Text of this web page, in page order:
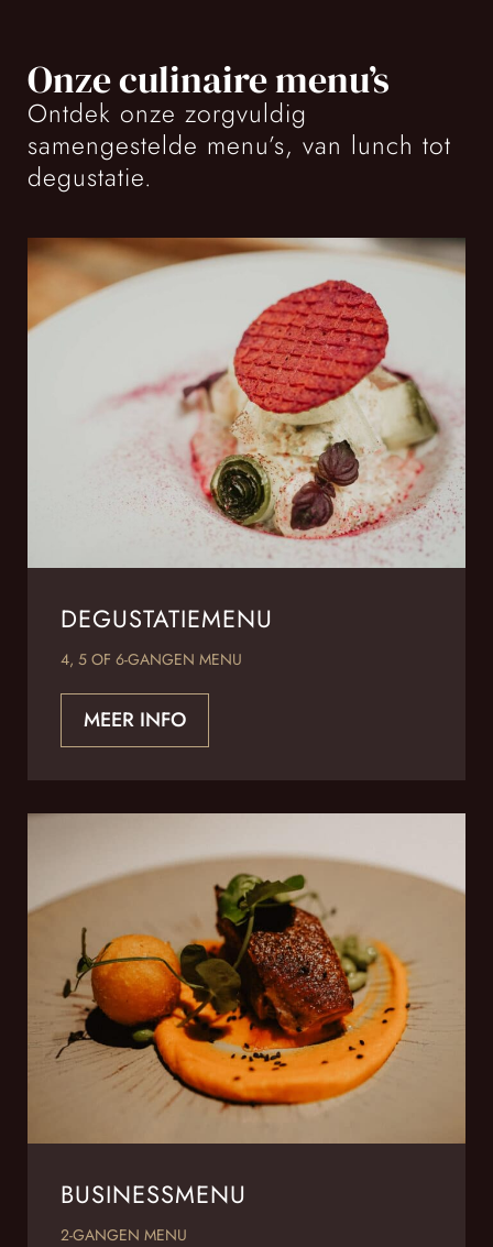
Onze culinaire menu’s
Ontdek onze zorgvuldig
samengestelde menu’s, van lunch tot
degustatie.
DEGUSTATIEMENU
4, 5 OF 6-GANGEN MENU
MEER INFO
BUSINESSMENU
2-GANGEN MENU